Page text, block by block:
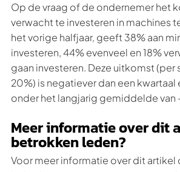
Op de vraag of de ondernemer het
verwacht te investeren in machines
het vorige halfjaar, geeft 38% aan
investeren, 44% evenveel en 18%
gaan investeren. Deze uitkomst
20%) is negatiever dan een kwartaal
onder het langjarig gemiddelde van
Meer informatie over dit
betrokken leden?
Voor meer informatie over dit